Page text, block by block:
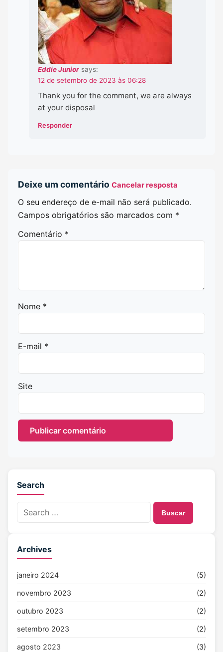
Eddie Junior says:
12 de setembro de 2023 às 06:28
Thank you for the comment, we are always
at your disposal
Responder
Deixe um comentário Cancelar resposta
O seu endereço de e-mail não será publicado.
Campos obrigatórios são marcados com *
Comentário *
Nome *
E-mail *
Site
Search
Buscar
Archives
janeiro 2024 (5)
novembro 2023 (2)
outubro 2023 (2)
setembro 2023 (2)
agosto 2023 (3)